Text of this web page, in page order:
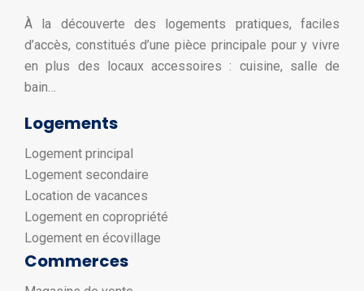
À la découverte des logements pratiques, faciles
d’accès, constitués d’une pièce principale pour y vivre
en plus des locaux accessoires : cuisine, salle de
bain…
Logements
Logement principal
Logement secondaire
Location de vacances
Logement en copropriété
Logement en écovillage
Commerces